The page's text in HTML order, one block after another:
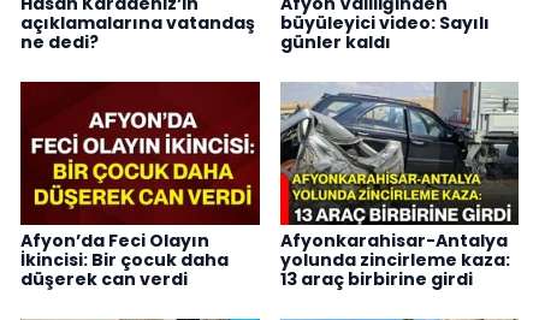
açıklamalarına vatandaş
ne dedi?
büyüleyici video: Sayılı
günler kaldı
Afyon’da Feci Olayın
İkincisi: Bir çocuk daha
düşerek can verdi
Afyonkarahisar-Antalya
yolunda zincirleme kaza:
13 araç birbirine girdi